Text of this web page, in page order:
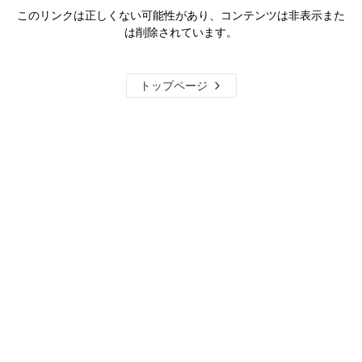
このリンクは正しくない可能性があり、コンテンツは非表示また
は削除されています。
トップページ